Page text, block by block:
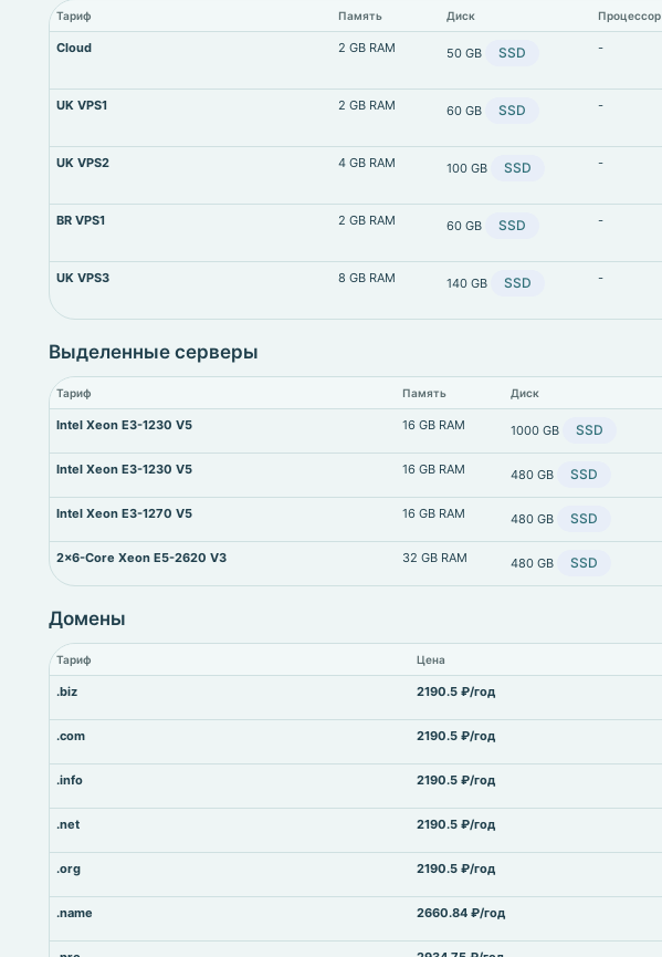
Тариф Память Диск Процессор
Cloud 2 GB RAM 50 GB SSD -
UK VPS1 2 GB RAM 60 GB SSD -
UK VPS2 4 GB RAM 100 GB SSD -
BR VPS1 2 GB RAM 60 GB SSD -
UK VPS3 8 GB RAM 140 GB SSD -
Выделенные серверы
Тариф Память Диск
Intel Xeon E3-1230 V5 16 GB RAM 1000 GB SSD
Intel Xeon E3-1230 V5 16 GB RAM 480 GB SSD
Intel Xeon E3-1270 V5 16 GB RAM 480 GB SSD
2x6-Core Xeon E5-2620 V3 32 GB RAM 480 GB SSD
Домены
Тариф Цена
.biz 2190.5 ₽/год
.com 2190.5 ₽/год
.info 2190.5 ₽/год
.net 2190.5 ₽/год
.org 2190.5 ₽/год
.name 2660.84 ₽/год